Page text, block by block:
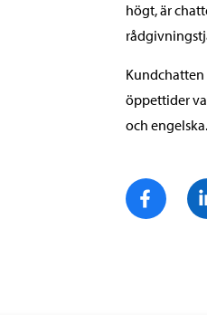
högt, är
öppettider
och engelska.
Dela